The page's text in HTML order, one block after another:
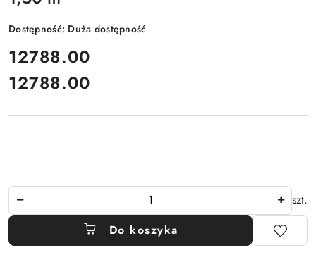
Dostępność: Duża dostępność
cena:
12788.00
Cena:
12788.00
szt.
Do koszyka